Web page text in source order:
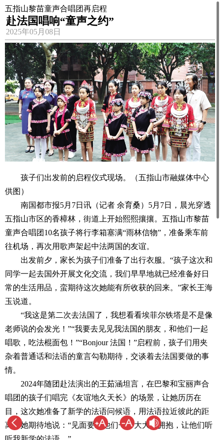
五指山黎苗童声合唱团再启程
赴法国唱响“童声之约”
2025年05月08日
孩子们出发前的启程仪式现场。（五指山市融媒体中心
供图）
南国都市报5月7日讯（记者 余育桑）5月7日，晨光穿透
五指山市区的香樟林，街道上开始熙熙攘攘。五指山市黎苗
童声合唱团10名孩子将行李箱塞满“雨林信物”，准备乘车前
往机场，再次用歌声架起中法两国的友谊。
出发前夕，家长为孩子们准备了出行衣服。“孩子这次和
同学一起去国外开展文化交流，我们早早地就已经准备好日
常的生活用品，蛮期待这次她能有所收获的回来。”家长王海
玉说道。
“我这是第二次去法国了，我想看看埃菲尔铁塔是不是像
老师说的会发光！”“我要去见见我法国的朋友，和他们一起
唱歌，吃法棍面包！”“Bonjour 法国！”启程前，孩子们用夹
杂着普通话和法语的童言勾勒期待，交谈着去法国要做的事
情。
2024年随团赴法演出的王茹涵坦言，在巴黎和宝丽声合
唱团的孩子们唱完《友谊地久天长》的场景，让她历历在
目，这次她准备了新学的法语问候语，用法语拉近彼此的距
离。她期待地说：“见面要给他们一个大大的拥抱，让他们听